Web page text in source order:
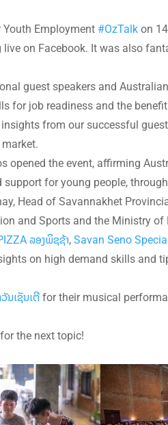
Youth Employment#OzTalkon
on Facebook. It was also
guest speakers and
for job readiness and the
from our successful
the event, affirming
for young people,
Head of Savannakhet
and Sports and the Ministry
ລອງພິຊຊ້າ,Savan Seno
on high demand skills and
ນເຊັນເຕີfor their musical
the next topic!